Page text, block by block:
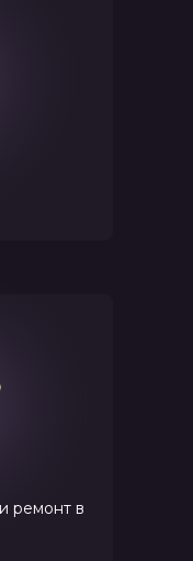
ремонт в